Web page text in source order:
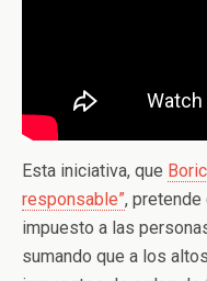
Esta iniciativa, que
responsable”, pretende
impuesto a las
sumando que a los